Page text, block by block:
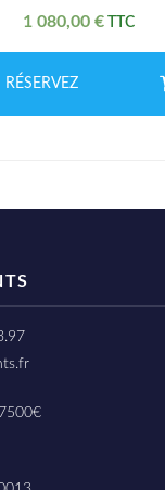
1 080,00 €
RÉSERVEZ